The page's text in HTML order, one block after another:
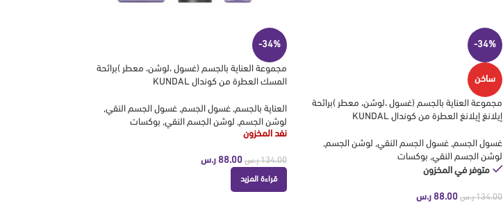
-34%
ساخن
مجموعة العناية بالجسم (غسول ،لوشن، معطر )برائحة
إيلانغ إيلانغ العطرة من كوندال KUNDAL
غسول الجسم, غسول الجسم النقي, لوشن الجسم,
لوشن الجسم النقي, بوكسات
متوفر في المخزون
134.00 ر.س 88.00 ر.س
-34%
مجموعة العناية بالجسم (غسول ،لوشن، معطر )برائحة
المسك العطرة من كوندال KUNDAL
العناية بالجسم, غسول الجسم, غسول الجسم النقي,
لوشن الجسم, لوشن الجسم النقي, بوكسات
نفد المخزون
134.00 ر.س 88.00 ر.س
قراءة المزيد